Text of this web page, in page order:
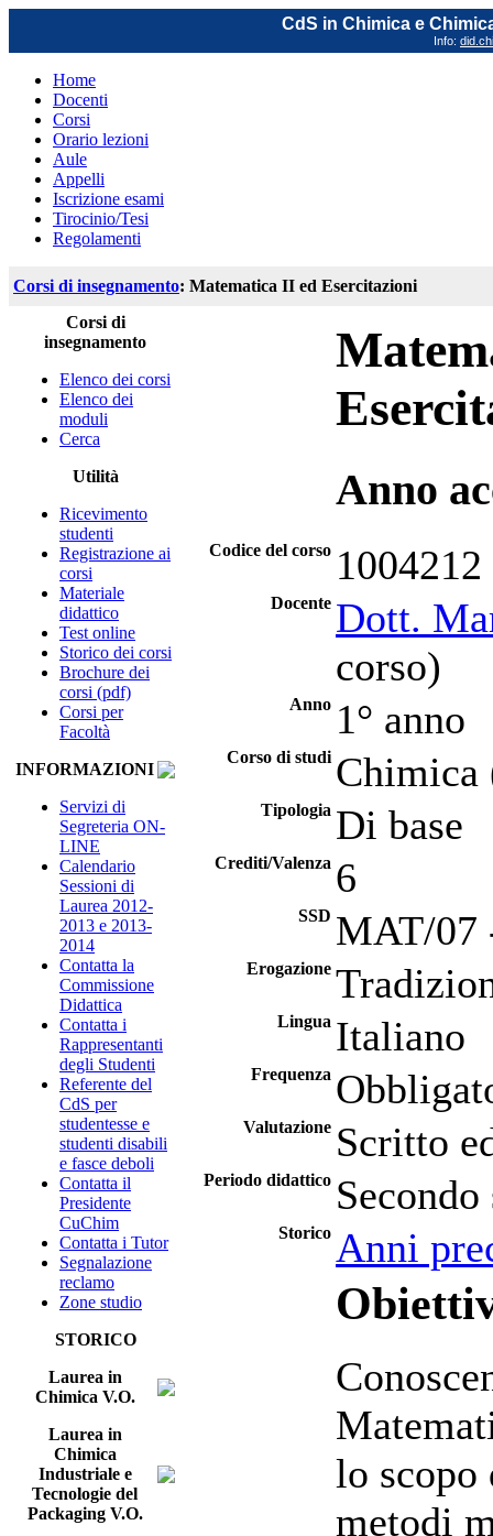
CdS in Chimica e
Info:
Home
Docenti
Corsi
Orario lezioni
Aule
Appelli
Iscrizione esami
Tirocinio/Tesi
Regolamenti
Corsi di insegnamento: Matematica II ed Esercitazioni
Corsi di
insegnamento
Elenco dei corsi
Elenco dei
moduli
Cerca
Utilità
Ricevimento
studenti
Registrazione ai
corsi
Materiale
didattico
Test online
Storico dei corsi
Brochure dei
corsi (pdf)
Corsi per
Facoltà
INFORMAZIONI
Servizi di
Segreteria ON-
LINE
Calendario
Sessioni di
Laurea 2012-
2013 e 2013-
2014
Contatta la
Commissione
Didattica
Contatta i
Rappresentanti
degli Studenti
Referente del
CdS per
studentesse e
studenti disabili
e fasce deboli
Contatta il
Presidente
CuChim
Contatta i Tutor
Segnalazione
reclamo
Zone studio
STORICO
Laurea in
Chimica V.O.
Laurea in
Chimica
Industriale e
Tecnologie del
Packaging V.O.
Anno
Codice del corso 1004212
Docente Dott.
corso)
Anno 1° anno
Corso di studi Chimica
Tipologia Di base
Crediti/Valenza 6
SSD MAT/07
Erogazione
Lingua Italiano
Frequenza
Valutazione Scritto
Periodo didattico Secondo
Storico Anni
lo
metodi